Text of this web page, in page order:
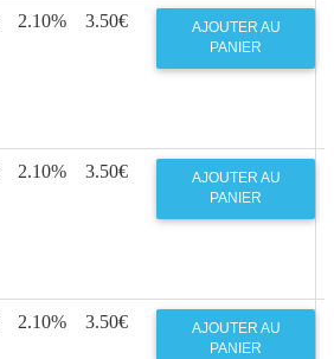
2.10% 3.50€
AJOUTER AU
PANIER
2.10% 3.50€
AJOUTER AU
PANIER
2.10% 3.50€
AJOUTER AU
PANIER